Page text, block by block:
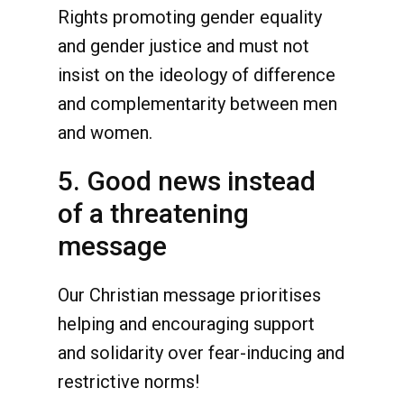
Rights promoting gender equality
and gender justice and must not
insist on the ideology of difference
and complementarity between men
and women.
5. Good news instead
of a threatening
message
Our Christian message prioritises
helping and encouraging support
and solidarity over fear-inducing and
restrictive norms!